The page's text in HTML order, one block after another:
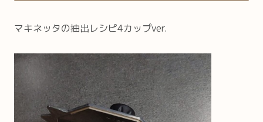
マキネッタの抽出レシピ4カップver.